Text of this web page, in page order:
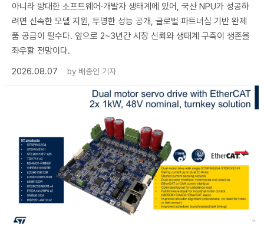
아니라 방대한 소프트웨어·개발자 생태계에 있어, 국산 NPU가 성공하
려면 신속한 모델 지원, 투명한 성능 공개, 글로벌 파트너십 기반 완제
품 공급이 필수다. 앞으로 2~3년간 시장 신뢰와 생태계 구축이 생존을
좌우할 전망이다.
2026.08.07
by 배종인 기자